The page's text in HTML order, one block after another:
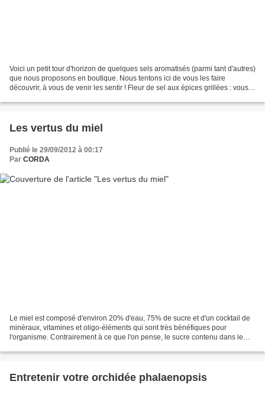
Voici un petit tour d'horizon de quelques sels aromatisés (parmi tant d'autres)
que nous proposons en boutique. Nous tentons ici de vous les faire
découvrir, à vous de venir les sentir ! Fleur de sel aux épices grillées : vous
Les vertus du miel
Publié le 29/09/2012 à 00:17
Par CORDA
Le miel est composé d'environ 20% d'eau, 75% de sucre et d'un cocktail de
minéraux, vitamines et oligo-éléments qui sont très bénéfiques pour
l'organisme. Contrairement à ce que l'on pense, le sucre contenu dans le
Entretenir votre orchidée phalaenopsis